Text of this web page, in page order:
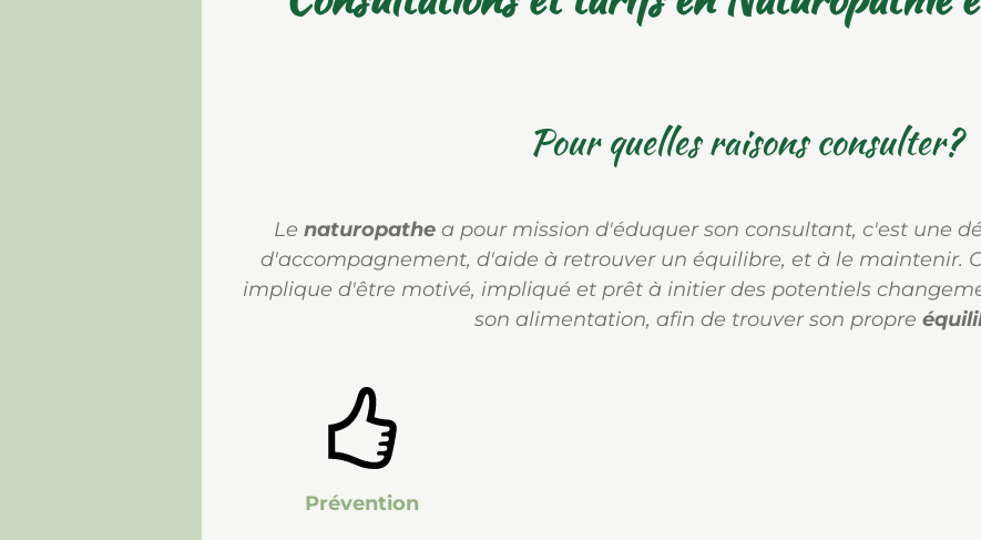
Pour quelles raisons consulter?
Le naturopathe a pour mission d'éduquer son consultant, c'est une
d'accompagnement, d'aide à retrouver un équilibre, et à le maintenir.
implique d'être motivé, impliqué et prêt à initier des potentiels
son alimentation, afin de trouver son propre
Prévention